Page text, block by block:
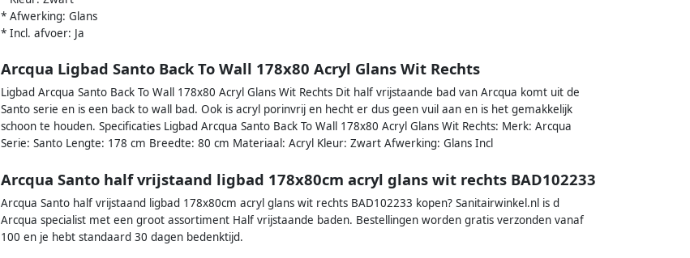
* Afwerking: Glans
* Incl. afvoer: Ja
Arcqua Ligbad Santo Back To Wall 178x80 Acryl Glans Wit Rechts
Ligbad Arcqua Santo Back To Wall 178x80 Acryl Glans Wit Rechts Dit half vrijstaande bad van Arcqua komt uit de
Santo serie en is een back to wall bad. Ook is acryl porinvrij en hecht er dus geen vuil aan en is het gemakkelijk
schoon te houden. Specificaties Ligbad Arcqua Santo Back To Wall 178x80 Acryl Glans Wit Rechts: Merk: Arcqua
Serie: Santo Lengte: 178 cm Breedte: 80 cm Materiaal: Acryl Kleur: Zwart Afwerking: Glans Incl
Arcqua Santo half vrijstaand ligbad 178x80cm acryl glans wit rechts BAD102233
Arcqua Santo half vrijstaand ligbad 178x80cm acryl glans wit rechts BAD102233 kopen? Sanitairwinkel.nl is d
Arcqua specialist met een groot assortiment Half vrijstaande baden. Bestellingen worden gratis verzonden vanaf
100 en je hebt standaard 30 dagen bedenktijd.